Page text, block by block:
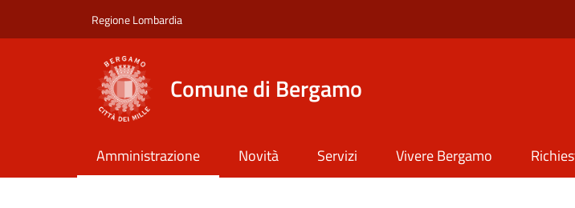
Regione Lombardia
Comune di Bergamo
Amministrazione Novità Servizi Vivere Bergamo